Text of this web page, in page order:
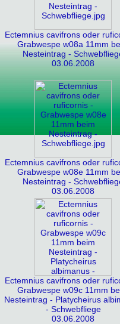
Ectemnius cavifrons oder
Grabwespe w08a 11mm
Nesteintrag -
03.06.2008
Ectemnius cavifrons oder
Grabwespe w08e 11mm
Nesteintrag -
03.06.2008
Ectemnius cavifrons oder
Grabwespe w09c 11mm
Nesteintrag - Platycheirus
- Schwebfliege
03.06.2008